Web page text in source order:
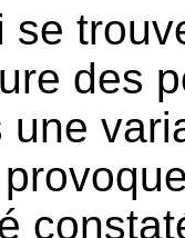
se
des
une